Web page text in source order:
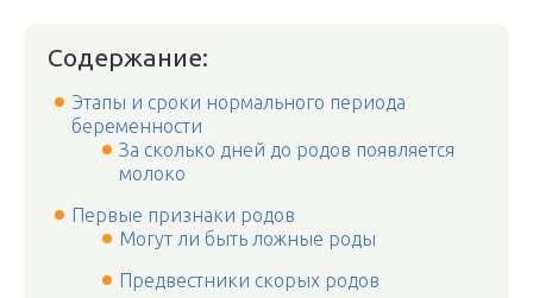
Содержание:
Этапы и сроки нормального периода
беременности
За сколько дней до родов появляется
молоко
Первые признаки родов
Могут ли быть ложные роды
Предвестники скорых родов